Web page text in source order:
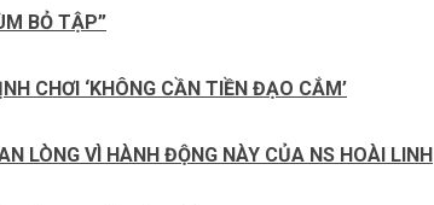
BỎ TẬP”
CHƠI ‘KHÔNG CẦN TIỀN ĐẠO CẮM’
LÒNG VÌ HÀNH ĐỘNG NÀY CỦA NS HOÀI LINH